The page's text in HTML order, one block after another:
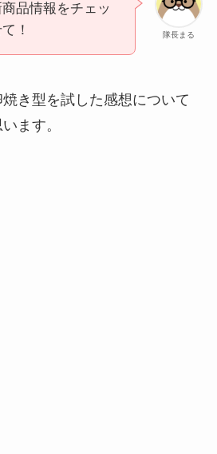
隊長まる
品情報をチェッ
！
き型を試した感想について
ます。